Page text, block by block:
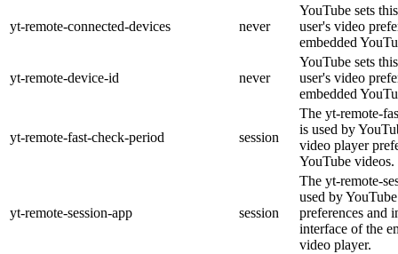
yt-remote-connected-devices never
YouTube sets
user's video
embedded
yt-remote-device-id never
YouTube sets
user's video
embedded
yt-remote-fast-check-period session
The yt-remote-
is used by
video player
YouTube videos.
yt-remote-session-app session
The yt-remote-
used by
preferences and
interface of the
video player.